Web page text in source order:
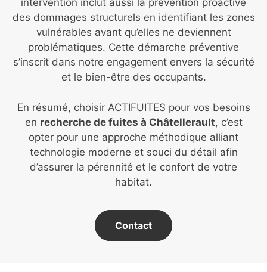
intervention inclut aussi la prévention proactive
des dommages structurels en identifiant les zones
vulnérables avant qu’elles ne deviennent
problématiques. Cette démarche préventive
s’inscrit dans notre engagement envers la sécurité
et le bien-être des occupants.
En résumé, choisir ACTIFUITES pour vos besoins
en recherche de fuites à Châtellerault, c’est
opter pour une approche méthodique alliant
technologie moderne et souci du détail afin
d’assurer la pérennité et le confort de votre
habitat.
Contact